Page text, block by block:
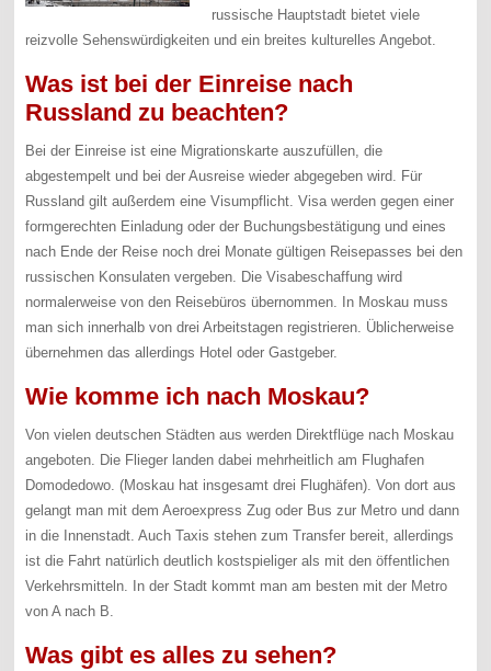
russische Hauptstadt bietet viele
reizvolle Sehenswürdigkeiten und ein breites kulturelles Angebot.
Was ist bei der Einreise nach
Russland zu beachten?
Bei der Einreise ist eine Migrationskarte auszufüllen, die
abgestempelt und bei der Ausreise wieder abgegeben wird. Für
Russland gilt außerdem eine Visumpflicht. Visa werden gegen einer
formgerechten Einladung oder der Buchungsbestätigung und eines
nach Ende der Reise noch drei Monate gültigen Reisepasses bei den
russischen Konsulaten vergeben. Die Visabeschaffung wird
normalerweise von den Reisebüros übernommen. In Moskau muss
man sich innerhalb von drei Arbeitstagen registrieren. Üblicherweise
übernehmen das allerdings Hotel oder Gastgeber.
Wie komme ich nach Moskau?
Von vielen deutschen Städten aus werden Direktflüge nach Moskau
angeboten. Die Flieger landen dabei mehrheitlich am Flughafen
Domodedowo. (Moskau hat insgesamt drei Flughäfen). Von dort aus
gelangt man mit dem Aeroexpress Zug oder Bus zur Metro und dann
in die Innenstadt. Auch Taxis stehen zum Transfer bereit, allerdings
ist die Fahrt natürlich deutlich kostspieliger als mit den öffentlichen
Verkehrsmitteln. In der Stadt kommt man am besten mit der Metro
von A nach B.
Was gibt es alles zu sehen?